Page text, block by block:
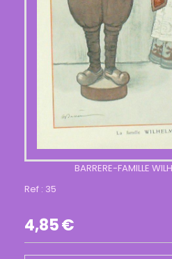
BARRERE-FAMILLE
Ref : 35
4,85€